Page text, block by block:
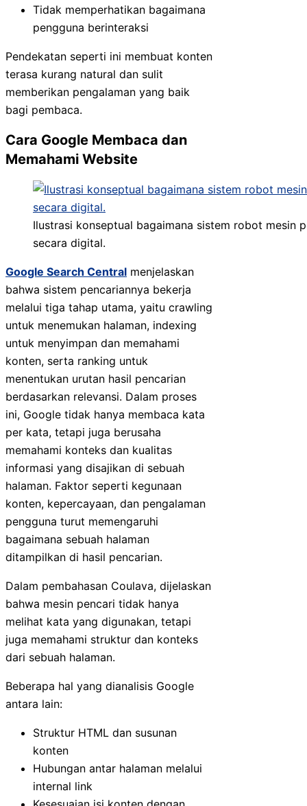
Tidak memperhatikan bagaimana
pengguna berinteraksi
Pendekatan seperti ini membuat konten
terasa kurang natural dan sulit
memberikan pengalaman yang baik
bagi pembaca.
Cara Google Membaca dan
Memahami Website
Ilustrasi konseptual bagaimana sistem robot mesin
secara digital.
Google Search Central menjelaskan
bahwa sistem pencariannya bekerja
melalui tiga tahap utama, yaitu crawling
untuk menemukan halaman, indexing
untuk menyimpan dan memahami
konten, serta ranking untuk
menentukan urutan hasil pencarian
berdasarkan relevansi. Dalam proses
ini, Google tidak hanya membaca kata
per kata, tetapi juga berusaha
memahami konteks dan kualitas
informasi yang disajikan di sebuah
halaman. Faktor seperti kegunaan
konten, kepercayaan, dan pengalaman
pengguna turut memengaruhi
bagaimana sebuah halaman
ditampilkan di hasil pencarian.
Dalam pembahasan Coulava, dijelaskan
bahwa mesin pencari tidak hanya
melihat kata yang digunakan, tetapi
juga memahami struktur dan konteks
dari sebuah halaman.
Beberapa hal yang dianalisis Google
antara lain:
Struktur HTML dan susunan
konten
Hubungan antar halaman melalui
internal link